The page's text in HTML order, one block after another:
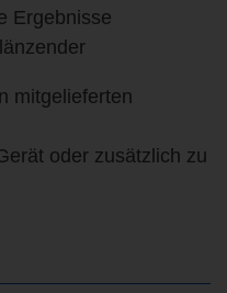
Ergebnisse
mitgelieferten
oder zusätzlich zu